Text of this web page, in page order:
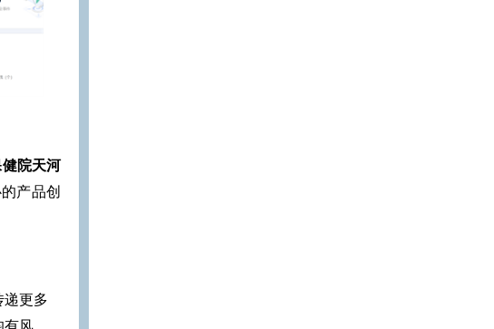
院天河
产品创
递更多
有风